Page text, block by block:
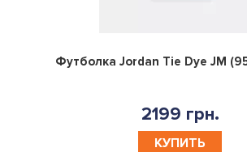
Футболка Jordan Tie Dye JM
2199 грн.
КУПИТЬ